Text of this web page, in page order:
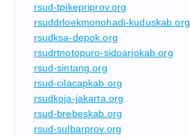
rsud-tpikepriprov.org
rsuddrloekmonohadi-kuduskab.org
rsudksa-depok.org
rsudrtnotopuro-sidoarjokab.org
rsud-sintang.org
rsud-cilacapkab.org
rsudkoja-jakarta.org
rsud-brebeskab.org
rsud-sulbarprov.org